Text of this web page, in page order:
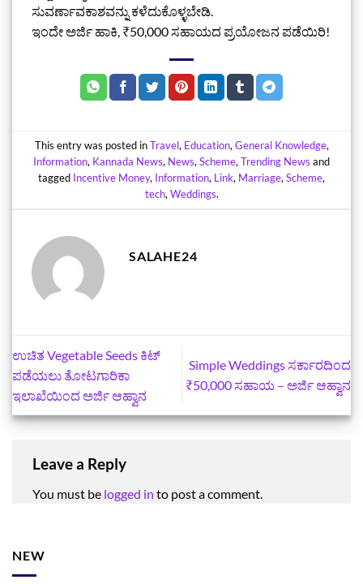
ಸುವರ್ಣಾವಕಾಶವನ್ನು ಕಳೆದುಕೊಳ್ಳಬೇಡಿ.
ಇಂದೇ ಅರ್ಜಿ ಹಾಕಿ, ₹50,000 ಸಹಾಯದ ಪ್ರಯೋಜನ ಪಡೆಯಿರಿ!
This entry was posted inTravel, Education, General Knowledge,
Information, Kannada News, News, Scheme, Trending News and
tagged Incentive Money, Information, Link, Marriage, Scheme,
tech, Weddings.
SALAHE24
ಉಚಿತ Vegetable Seeds ಕಿಟ್
ಪಡೆಯಲು ತೋಟಗಾರಿಕಾ
ಇಲಾಖೆಯಿಂದ ಅರ್ಜಿ ಆಹ್ವಾನ
Simple Weddings ಸರ್ಕಾರದಿಂದ
₹50,000 ಸಹಾಯ – ಅರ್ಜಿ ಆಹ್ವಾನ
Leave a Reply
You must be logged in to post a comment.
NEW